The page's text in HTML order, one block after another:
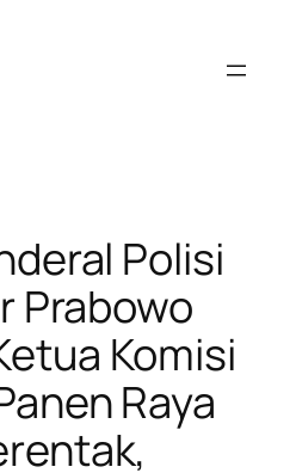
Polisi
Prabowo
Komisi
Raya